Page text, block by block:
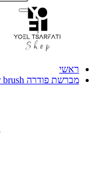
ראשי
מברשת פודרה powder brush